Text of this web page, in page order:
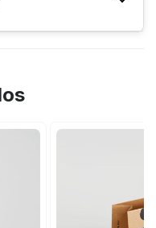
para plástico.